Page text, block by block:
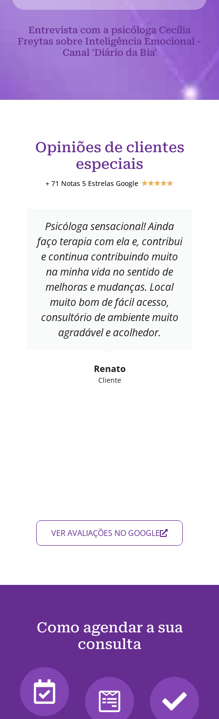
Entrevista com a psicóloga Cecília
Freytas sobre Inteligência Emocional -
Canal 'Diário da Bia'
Opiniões de clientes
especiais
+ 71 Notas 5 Estrelas Google ★★★★★
Psicóloga sensacional! Ainda
faço terapia com ela e, contribui
e continua contribuindo muito
na minha vida no sentido de
melhoras e mudanças. Local
muito bom de fácil acesso,
consultório de ambiente muito
agradável e acolhedor.
Renato
Cliente
VER AVALIAÇÕES NO GOOGLE
Como agendar a sua
consulta